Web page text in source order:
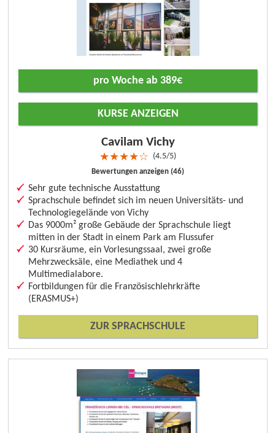
Cavilam Vichy
★★★★☆ 4.5/5
Bewertungen anzeigen (46)
Sehr gute technische Ausstattung
Sprachschule befindet sich im neuen Universitäts- und
Technologiegelände von Vichy
Das 9000m² große Gebäude der Sprachschule liegt
mitten in der Stadt in einem Park am Flussufer
30 Kursräume, ein Vorlesungssaal, zwei große
Mehrzwecksäle, eine Mediathek und 4
Multimedialabore.
Fortbildungen für die Französischlehrkräfte
(ERASMUS+)
ZUR SPRACHSCHULE
pro Woche ab 389€
KURSE ANZEIGEN